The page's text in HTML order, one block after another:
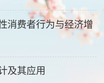
消费者行为与经济增
及其应用